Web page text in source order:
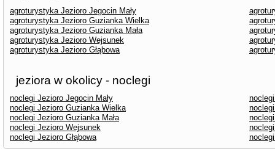
agroturystyka Jezioro Jegocin Mały
agroturystyka Jezioro Guzianka Wielka
agroturystyka Jezioro Guzianka Mała
agroturystyka Jezioro Wejsunek
agroturystyka Jezioro Głąbowa
jeziora w okolicy - noclegi
noclegi Jezioro Jegocin Mały
noclegi Jezioro Guzianka Wielka
noclegi Jezioro Guzianka Mała
noclegi Jezioro Wejsunek
noclegi Jezioro Głąbowa